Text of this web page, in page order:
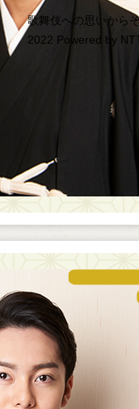
歌舞伎への思いから
2022 Powered by